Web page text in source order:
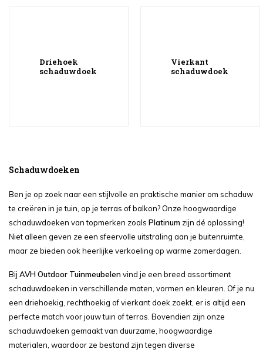
Driehoek
schaduwdoek
Vierkant
schaduwdoek
Schaduwdoeken
Ben je op zoek naar een stijlvolle en praktische manier om schaduw
te creëren in je tuin, op je terras of balkon? Onze hoogwaardige
schaduwdoeken van topmerken zoals Platinum zijn dé oplossing!
Niet alleen geven ze een sfeervolle uitstraling aan je buitenruimte,
maar ze bieden ook heerlijke verkoeling op warme zomerdagen.
Bij AVH Outdoor Tuinmeubelen vind je een breed assortiment
schaduwdoeken in verschillende maten, vormen en kleuren. Of je nu
een driehoekig, rechthoekig of vierkant doek zoekt, er is altijd een
perfecte match voor jouw tuin of terras. Bovendien zijn onze
schaduwdoeken gemaakt van duurzame, hoogwaardige
materialen, waardoor ze bestand zijn tegen diverse